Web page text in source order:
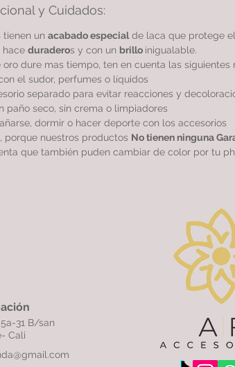
y Cuidados:
tienen un acabado especialde laca que protege
hace duraderos y con un brillo inigualable.
dure mas tiempo, ten en cuenta las siguientes
el sudor, perfumes o líquidos
separado para evitar reacciones y
paño seco, sin crema o limpiadores
dormir o hacer deporte con los accesorios
porque nuestros productos No tienen ninguna
que también puden cambiar de color por tu
31 B/san
Cali